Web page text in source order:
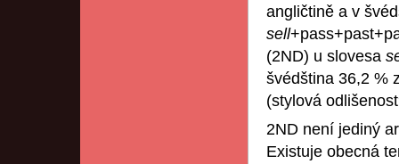
angličtině a v
sell
(2ND) u slovesa
švédština 36,2 %
(stylová
2ND není jediný
Existuje obecná